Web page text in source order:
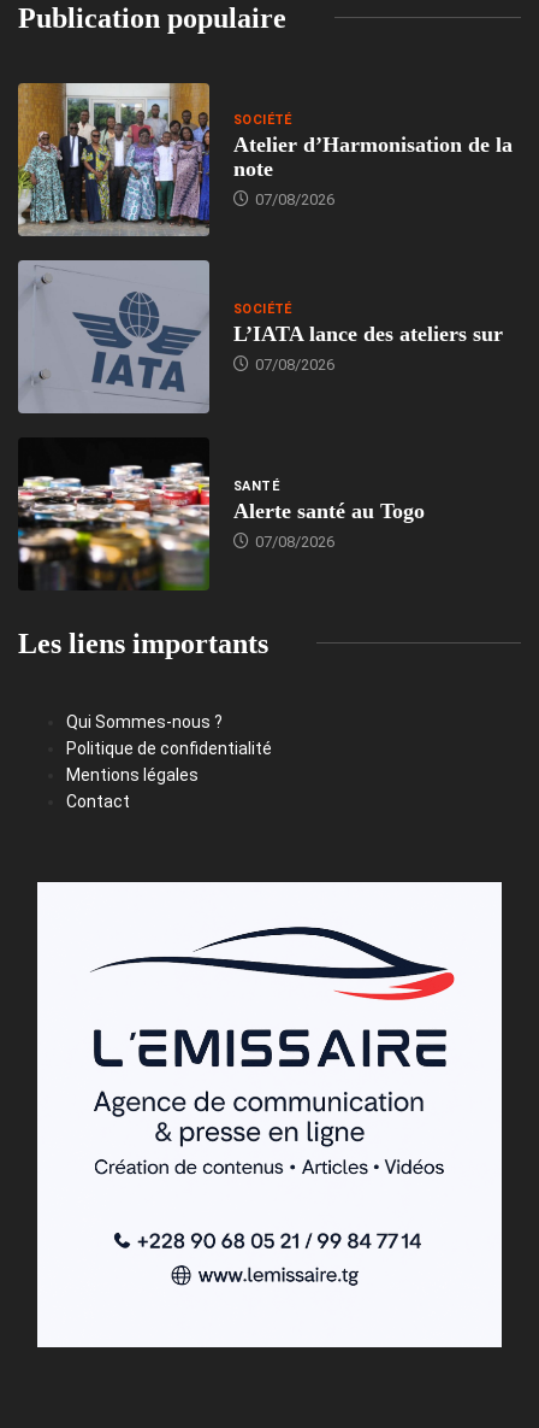
Publication populaire
SOCIÉTÉ
Atelier d’Harmonisation de la
note
07/08/2026
SOCIÉTÉ
L’IATA lance des ateliers sur
07/08/2026
SANTÉ
Alerte santé au Togo
07/08/2026
Les liens importants
Qui Sommes-nous ?
Politique de confidentialité
Mentions légales
Contact